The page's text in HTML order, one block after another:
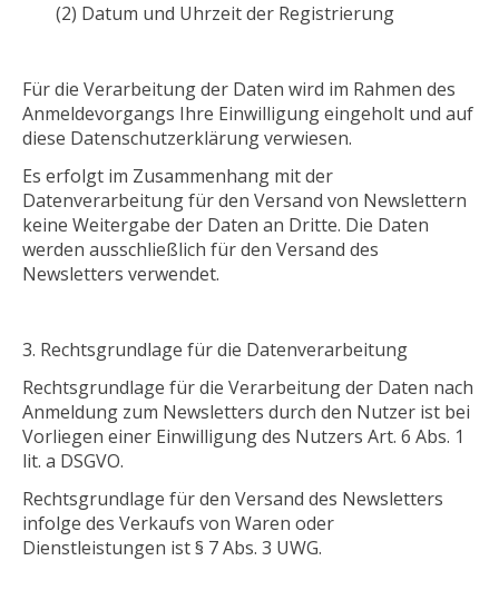
(2) Datum und Uhrzeit der Registrierung
Für die Verarbeitung der Daten wird im Rahmen des
Anmeldevorgangs Ihre Einwilligung eingeholt und auf
diese Datenschutzerklärung verwiesen.
Es erfolgt im Zusammenhang mit der
Datenverarbeitung für den Versand von Newslettern
keine Weitergabe der Daten an Dritte. Die Daten
werden ausschließlich für den Versand des
Newsletters verwendet.
Rechtsgrundlage für die Datenverarbeitung
Rechtsgrundlage für die Verarbeitung der Daten nach
Anmeldung zum Newsletters durch den Nutzer ist bei
Vorliegen einer Einwilligung des Nutzers Art. 6 Abs. 1
lit. a DSGVO.
Rechtsgrundlage für den Versand des Newsletters
infolge des Verkaufs von Waren oder
Dienstleistungen ist § 7 Abs. 3 UWG.